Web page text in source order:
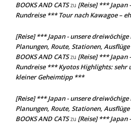
BOOKS AND CATSzu [Reise] *** Japan
Rundreise *** Tour nach Kawagoe –
[Reise] *** Japan - unsere
Planungen, Route, Stationen,
BOOKS AND CATSzu [Reise] *** Japan
Rundreise *** Kyotos Highlights: sehr
kleiner Geheimtipp ***
[Reise] *** Japan - unsere
Planungen, Route, Stationen,
BOOKS AND CATSzu [Reise] *** Japan